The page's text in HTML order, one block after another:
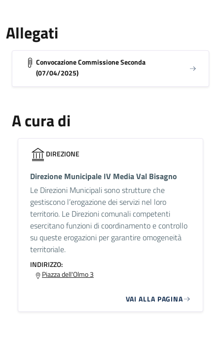
Allegati
Convocazione Commissione Seconda
(07/04/2025)
A cura di
DIREZIONE
Direzione Municipale IV Media Val Bisagno
Le Direzioni Municipali sono strutture che
gestiscono l’erogazione dei servizi nel loro
territorio. Le Direzioni comunali competenti
esercitano funzioni di coordinamento e controllo
su queste erogazioni per garantire omogeneità
territoriale.
INDIRIZZO:
Piazza dell'Olmo 3
VAI ALLA PAGINA